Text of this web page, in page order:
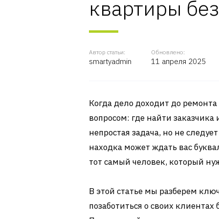
квартиры
Автор статьи:
smartyadmin
Обновлено:
11 апреля 2025
Когда дело доходит до
вопросом: где найти заказчика
непростая задача, но не
находка может ждать вас
тот самый человек, который
В этой статье мы разберем
позаботиться о своих